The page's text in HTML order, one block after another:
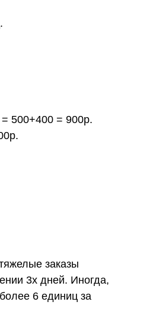
500+400 = 900р.
заказы
3х дней. Иногда,
6 единиц за